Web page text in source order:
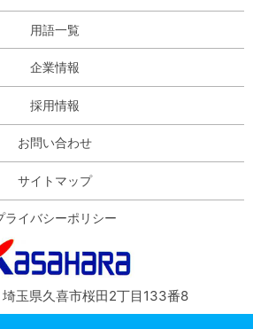
用語一覧
企業情報
採用情報
お問い合わせ
サイトマップ
ライバシーポリシー
玉県久喜市桜田2丁目133番8